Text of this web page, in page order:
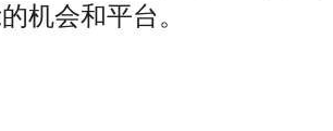
机会和平台。